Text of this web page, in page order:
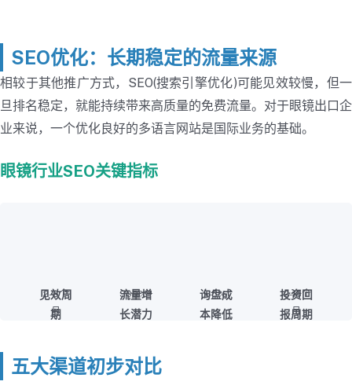
SEO优化：长期稳定的流量来源
相较于其他推广方式，SEO(搜索引擎优化)可能见效较慢，但一
旦排名稳定，就能持续带来高质量的免费流量。对于眼镜出口企
业来说，一个优化良好的多语言网站是国际业务的基础。
眼镜行业SEO关键指标
2-6个
月
见效周
期
300%+
流量增
长潜力
65%
询盘成
本降低
12-18个
月
投资回
报周期
五大渠道初步对比